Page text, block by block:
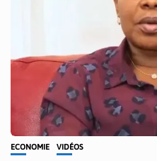
ECONOMIE VIDÉOS